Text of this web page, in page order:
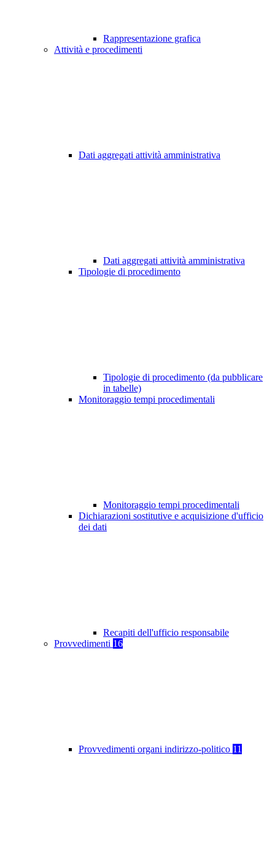
Rappresentazione grafica
Attività e procedimenti
Dati aggregati attività amministrativa
Dati aggregati attività amministrativa
Tipologie di procedimento
Tipologie di procedimento (da pubblicare
in tabelle)
Monitoraggio tempi procedimentali
Monitoraggio tempi procedimentali
Dichiarazioni sostitutive e acquisizione d'ufficio
dei dati
Recapiti dell'ufficio responsabile
Provvedimenti 16
Provvedimenti organi indirizzo-politico 11